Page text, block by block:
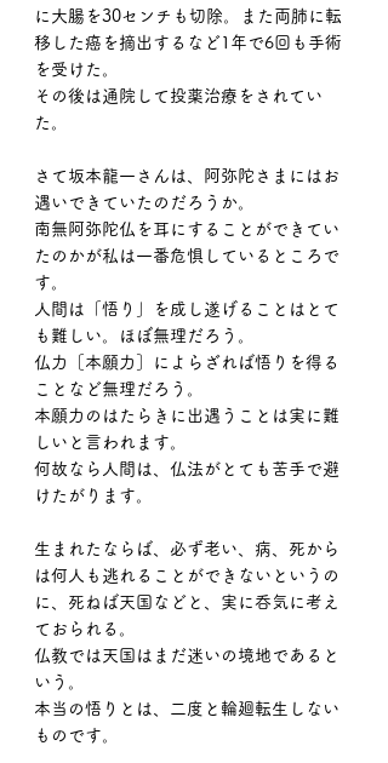
に大腸を30センチも切除。また両肺に転
移した癌を摘出するなど1年で6回も手術
を受けた。
その後は通院して投薬治療をされてい
た。
さて坂本龍一さんは、阿弥陀さまにはお
遇いできていたのだろうか。
南無阿弥陀仏を耳にすることができてい
たのかが私は一番危惧しているところで
す。
人間は「悟り」を成し遂げることはとて
も難しい。ほぼ無理だろう。
仏力［本願力］によらざれば悟りを得る
ことなど無理だろう。
本願力のはたらきに出遇うことは実に難
しいと言われます。
何故なら人間は、仏法がとても苦手で避
けたがります。
生まれたならば、必ず老い、病、死から
は何人も逃れることができないというの
に、死ねば天国などと、実に呑気に考え
ておられる。
仏教では天国はまだ迷いの境地であると
いう。
本当の悟りとは、二度と輪廻転生しない
ものです。